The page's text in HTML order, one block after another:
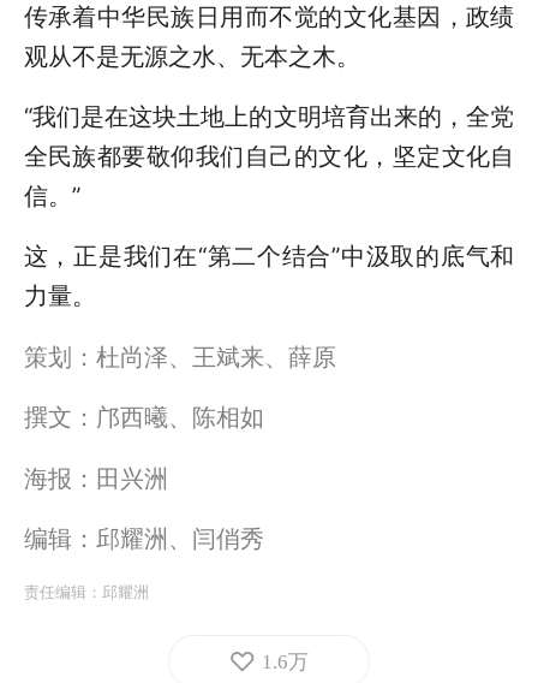
传承着中华民族日用而不觉的文化基因，政绩
观从不是无源之水、无本之木。
“我们是在这块土地上的文明培育出来的，全党
全民族都要敬仰我们自己的文化，坚定文化自
信。”
这，正是我们在“第二个结合”中汲取的底气和
力量。
策划：杜尚泽、王斌来、薛原
撰文：邝西曦、陈相如
海报：田兴洲
编辑：邱耀洲、闫俏秀
责任编辑： 邱耀洲
1.6万